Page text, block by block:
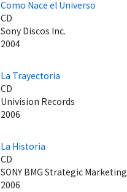
Como Nace el Universo
CD
Sony Discos Inc.
2004
La Trayectoria
CD
Univision Records
2006
La Historia
CD
SONY BMG Strategic Marketing
2006